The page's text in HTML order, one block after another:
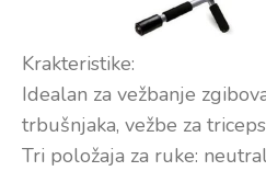
Krakteristike:
Idealan za vežbanje
trbušnjaka, vežbe za
Tri položaja za ruke: